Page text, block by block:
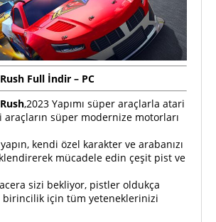
Full İndir – PC
,2023 Yapımı süper araçlarla atari
süper modernize motorları
kendi özel karakter ve arabanızı
mücadele edin çeşit pist ve
sizi bekliyor, pistler oldukça
birincilik için tüm yeteneklerinizi